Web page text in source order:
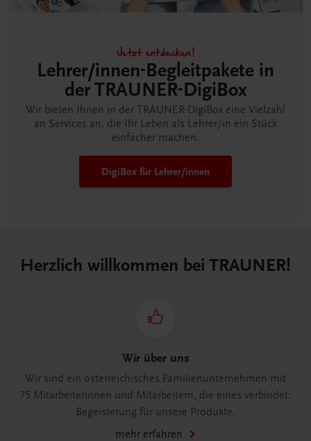
Jetzt entdecken!
Lehrer/innen-Begleitpakete in
der TRAUNER-DigiBox
Wir bieten Ihnen in der TRAUNER-DigiBox eine Vielzahl
an Services an, die Ihr Leben als Lehrer/in ein Stück
einfacher machen.
DigiBox für Lehrer/innen
Herzlich willkommen bei TRAUNER!
Wir über uns
Wir sind ein österreichisches Familienunternehmen mit
75 Mitarbeiterinnen und Mitarbeitern, die eines verbindet:
Begeisterung für unsere Produkte.
mehr erfahren